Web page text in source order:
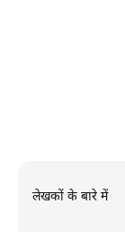
लेखकों के बारे में